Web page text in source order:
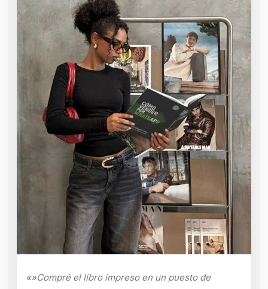
«»Compré el libro impreso en un puesto de